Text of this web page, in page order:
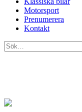
Motorsport
Prenumerera
Kontakt